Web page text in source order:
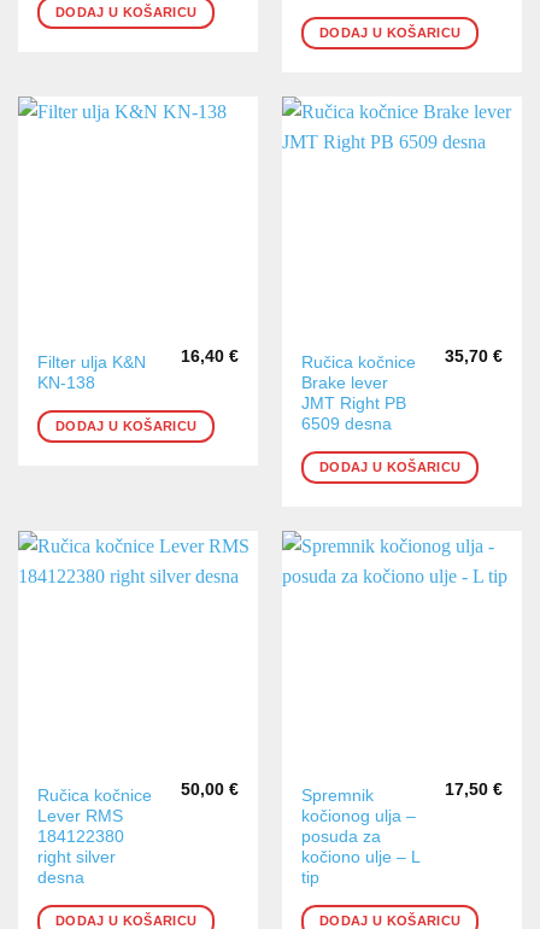
DODAJ U KOŠARICU
DODAJ U KOŠARICU
Filter ulja K&N
KN-138
16,40 €
DODAJ U KOŠARICU
Ručica kočnice
Brake lever
JMT Right PB
6509 desna
35,70 €
DODAJ U KOŠARICU
Ručica kočnice
Lever RMS
184122380
right silver
desna
50,00 €
DODAJ U KOŠARICU
Spremnik
kočionog ulja –
posuda za
kočiono ulje – L
tip
17,50 €
DODAJ U KOŠARICU